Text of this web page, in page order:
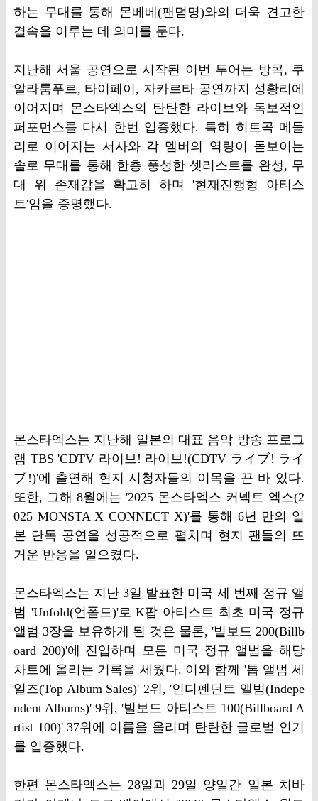
하는 무대를 통해 몬베베(팬덤명)와의 더욱 견고한
결속을 이루는 데 의미를 둔다.
지난해 서울 공연으로 시작된 이번 투어는 방콕, 쿠
알라룸푸르, 타이페이, 자카르타 공연까지 성황리에
이어지며 몬스타엑스의 탄탄한 라이브와 독보적인
퍼포먼스를 다시 한번 입증했다. 특히 히트곡 메들
리로 이어지는 서사와 각 멤버의 역량이 돋보이는
솔로 무대를 통해 한층 풍성한 셋리스트를 완성, 무
대 위 존재감을 확고히 하며 '현재진행형 아티스
트'임을 증명했다.
몬스타엑스는 지난해 일본의 대표 음악 방송 프로그
램 TBS 'CDTV 라이브! 라이브!(CDTV ライブ! ライ
ブ!)'에 출연해 현지 시청자들의 이목을 끈 바 있다.
또한, 그해 8월에는 '2025 몬스타엑스 커넥트 엑스(2
025 MONSTA X CONNECT X)'를 통해 6년 만의 일
본 단독 공연을 성공적으로 펼치며 현지 팬들의 뜨
거운 반응을 일으켰다.
몬스타엑스는 지난 3일 발표한 미국 세 번째 정규 앨
범 'Unfold(언폴드)'로 K팝 아티스트 최초 미국 정규
앨범 3장을 보유하게 된 것은 물론, '빌보드 200(Billb
oard 200)'에 진입하며 모든 미국 정규 앨범을 해당
차트에 올리는 기록을 세웠다. 이와 함께 '톱 앨범 세
일즈(Top Album Sales)' 2위, '인디펜던트 앨범(Indepe
ndent Albums)' 9위, '빌보드 아티스트 100(Billboard A
rtist 100)' 37위에 이름을 올리며 탄탄한 글로벌 인기
를 입증했다.
한편 몬스타엑스는 28일과 29일 양일간 일본 치바